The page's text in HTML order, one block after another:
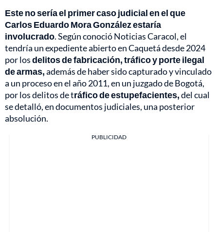
Este no sería el primer caso judicial en el que
Carlos Eduardo Mora González estaría
involucrado. Según conoció Noticias Caracol, el
tendría un expediente abierto en Caquetá desde 2024
por losdelitos de fabricación, tráfico y porte ilegal
de armas,además de haber sido capturado y vinculado
a un proceso en el año 2011, en un juzgado de Bogotá,
por los delitos de tráfico de estupefacientes,del cual
se detalló, en documentos judiciales, una posterior
absolución.
PUBLICIDAD